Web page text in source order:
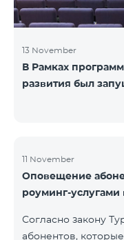
13 November
В Рамках
развития был
11 November
Оповещение
роуминг-услугами
Согласно закону
абонентов,